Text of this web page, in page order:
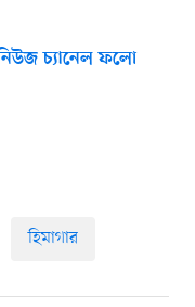
চ্যানেল ফলো
হিমাগার